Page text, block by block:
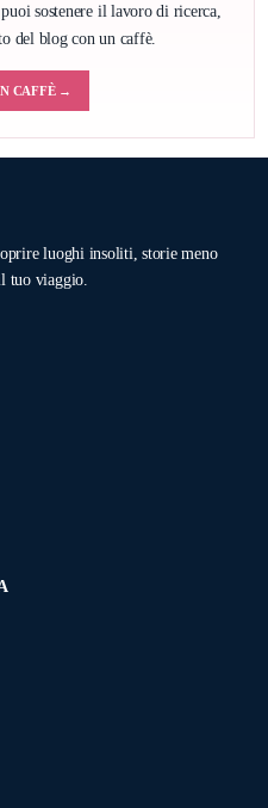
sostenere il lavoro di ricerca,
del blog con un caffè.
CAFFÈ →
luoghi insoliti, storie meno
tuo viaggio.